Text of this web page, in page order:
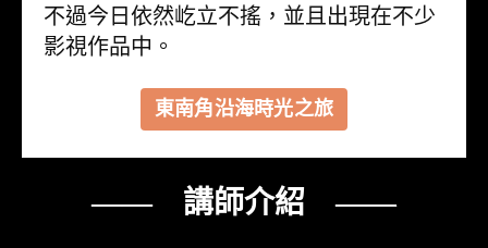
不過今日依然屹立不搖，並且出現在不少
影視作品中。
東南角沿海時光之旅
—— 講師介紹 ——